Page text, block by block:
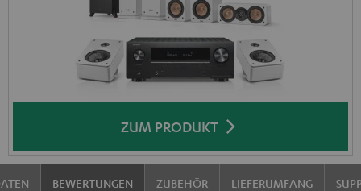
ZUM PRODUKT
BEWERTUNGEN ZUBEHÖR LIEFERUMFANG